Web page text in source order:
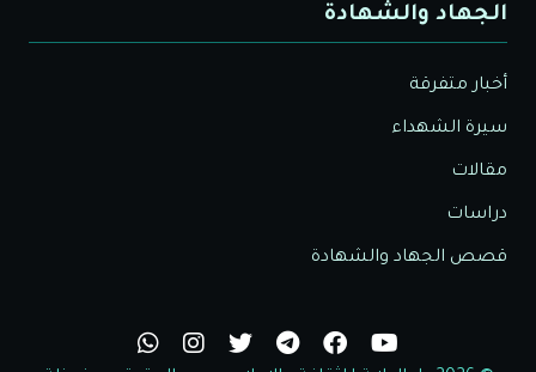
الجهاد والشهادة
أخبار متفرقة
سيرة الشهداء
مقالات
دراسات
قصص الجهاد والشهادة